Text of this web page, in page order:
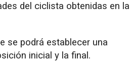
del ciclista obtenidas en la
se podrá establecer una
inicial y la final.